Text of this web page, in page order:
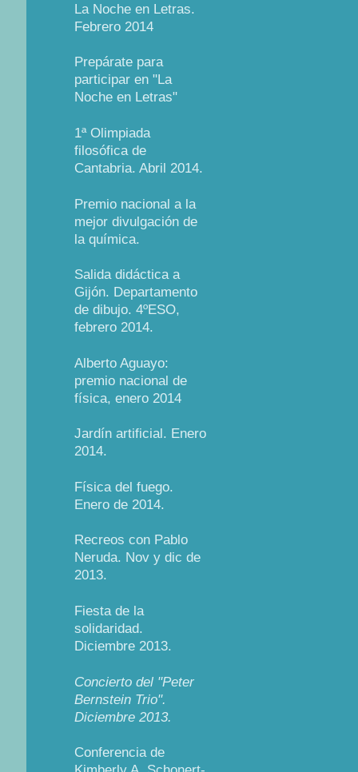
La Noche en Letras.
Febrero 2014
Prepárate para
participar en "La
Noche en Letras"
1ª Olimpiada
filosófica de
Cantabria. Abril 2014.
Premio nacional a la
mejor divulgación de
la química.
Salida didáctica a
Gijón. Departamento
de dibujo. 4ºESO,
febrero 2014.
Alberto Aguayo:
premio nacional de
física, enero 2014
Jardín artificial. Enero
2014.
Física del fuego.
Enero de 2014.
Recreos con Pablo
Neruda. Nov y dic de
2013.
Fiesta de la
solidaridad.
Diciembre 2013.
Concierto del "Peter
Bernstein Trio".
Diciembre 2013.
Conferencia de